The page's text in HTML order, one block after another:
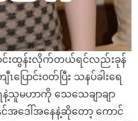
ောင်းထွန်းလိုက်တယ်ရင်လည်းခုန်
ောင်းဝတ်ပြီး သနပ်ခါးရေ
မဟာကို သေသေချာချာ
ဒေါ်အနေနဲ့ဆိုတော့ ကောင်